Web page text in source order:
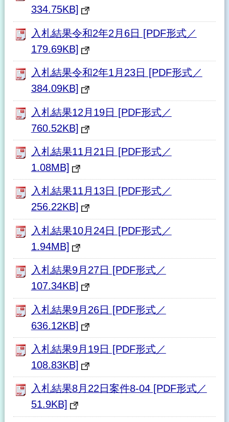
334.75KB]
入札結果令和2年2月6日 [PDF形式／
179.69KB]
入札結果令和2年1月23日 [PDF形式／
384.09KB]
入札結果12月19日 [PDF形式／
760.52KB]
入札結果11月21日 [PDF形式／
1.08MB]
入札結果11月13日 [PDF形式／
256.22KB]
入札結果10月24日 [PDF形式／
1.94MB]
入札結果9月27日 [PDF形式／
107.34KB]
入札結果9月26日 [PDF形式／
636.12KB]
入札結果9月19日 [PDF形式／
108.83KB]
入札結果8月22日案件8-04 [PDF形式／
51.9KB]